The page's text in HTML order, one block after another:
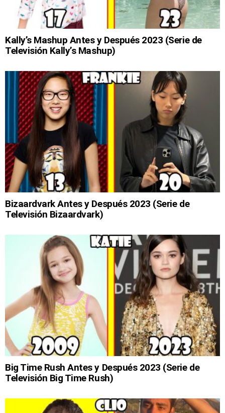
Kally’s Mashup Antes y Después 2023 (Serie de
Televisión Kally’s Mashup)
Bizaardvark Antes y Después 2023 (Serie de
Televisión Bizaardvark)
Big Time Rush Antes y Después 2023 (Serie de
Televisión Big Time Rush)